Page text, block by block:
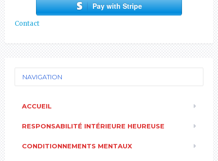
Pay with Stripe
Contact
NAVIGATION
ACCUEIL
RESPONSABILITÉ INTÉRIEURE HEUREUSE
CONDITIONNEMENTS MENTAUX